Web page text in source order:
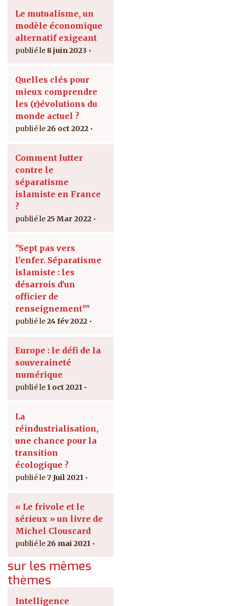
Le mutualisme, un
modèle économique
alternatif exigeant
8 juin 2023
Quelles clés pour
mieux comprendre
les (r)évolutions du
monde actuel ?
26 oct 2022
Comment lutter
contre le
séparatisme
islamiste en France
?
25 Mar 2022
"Sept pas vers
l’enfer. Séparatisme
islamiste : les
désarrois d'un
officier de
renseignement""
24 fév 2022
Europe : le défi de la
souveraineté
numérique
1 oct 2021
La
réindustrialisation,
une chance pour la
transition
écologique ?
7 Juil 2021
« Le frivole et le
sérieux » un livre de
Michel Clouscard
26 mai 2021
sur les mêmes
thèmes
Intelligence